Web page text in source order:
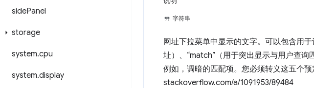
sidePanel
storage
system.cpu
system.display
字符串
网址下拉菜单中显示的文字。可以包含用
址）、“match”（用于突出显示与用户查询
例如，调暗的匹配项。您必须转义这五个
stackoverflow.com/a/1091953/89484